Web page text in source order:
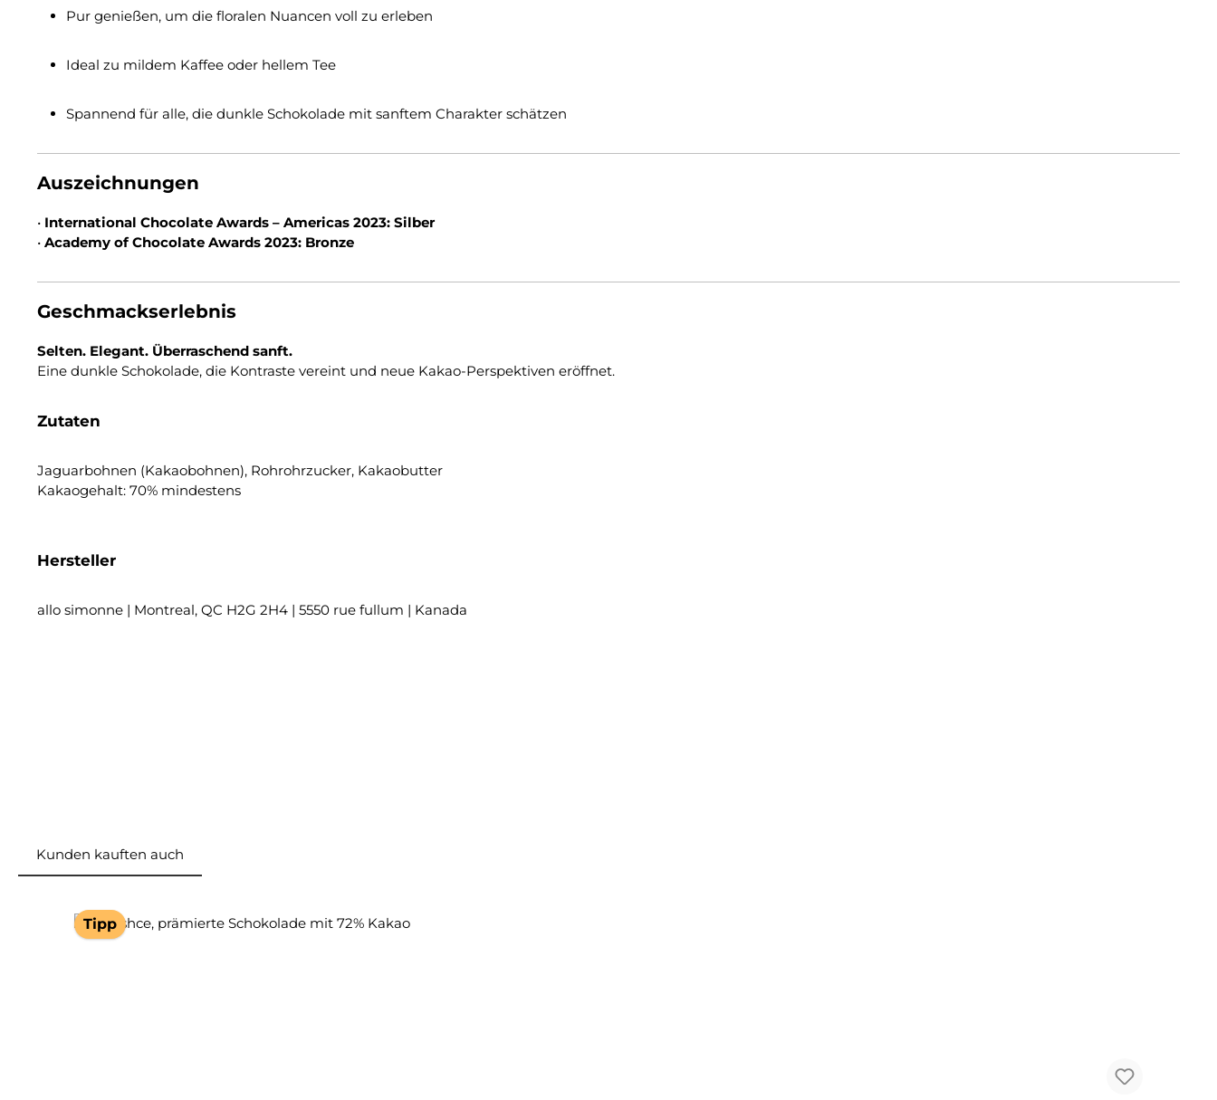
Pur genießen, um die floralen Nuancen voll zu erleben
Ideal zu mildem Kaffee oder hellem Tee
Spannend für alle, die dunkle Schokolade mit sanftem Charakter schätzen
Auszeichnungen
• International Chocolate Awards – Americas 2023: Silber
• Academy of Chocolate Awards 2023: Bronze
Geschmackserlebnis
Selten. Elegant. Überraschend sanft.
Eine dunkle Schokolade, die Kontraste vereint und neue Kakao-Perspektiven eröffnet.
Zutaten
Jaguarbohnen (Kakaobohnen), Rohrohrzucker, Kakaobutter
Kakaogehalt: 70% mindestens
Hersteller
allo simonne | Montreal, QC H2G 2H4 | 5550 rue fullum | Kanada
Kunden kauften auch
Tipp